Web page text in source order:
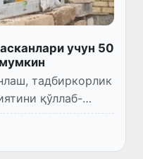
учун 50
тадбиркорлик
қўллаб-
чора-тадбирлар
бу борадаги